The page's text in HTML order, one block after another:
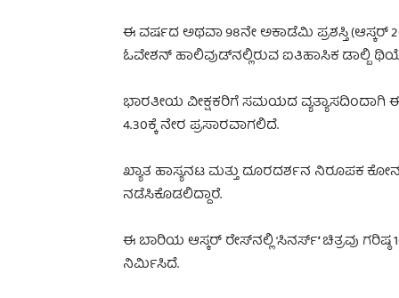
ಈ ವರ್ಷದ ಅಥವಾ 98ನೇ ಅಕಾಡೆಮಿ ಪ್ರಶಸ್ತಿ
ಓವೇಶನ್ ಹಾಲಿವುಡ್‌ನಲ್ಲಿರುವ ಐತಿಹಾಸಿಕ ಡಾಲ್ಬಿ
ಭಾರತೀಯ ವೀಕ್ಷಕರಿಗೆ ಸಮಯದ ವ್ಯತ್ಯಾಸದಿಂದಾಗಿ
4.30ಕ್ಕೆ ನೇರ ಪ್ರಸಾರವಾಗಲಿದೆ.
ಖ್ಯಾತ ಹಾಸ್ಯನಟ ಮತ್ತು ದೂರದರ್ಶನ ನಿರೂಪಕ
ನಡೆಸಿಕೊಡಲಿದ್ದಾರೆ.
ಈ ಬಾರಿಯ ಆಸ್ಕರ್ ರೇಸ್‌ನಲ್ಲಿ ‘ಸಿನರ್ಸ್‘ಚಿತ್ರವು
ನಿರ್ಮಿಸಿದೆ.